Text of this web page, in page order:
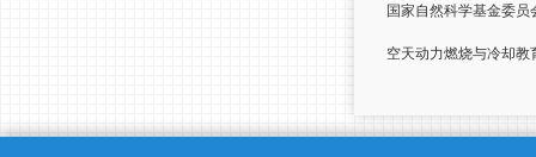
国家自然科学基金委员
空天动力燃烧与冷却教